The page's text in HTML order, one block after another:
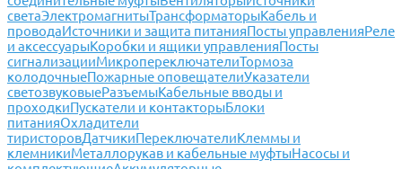
светаЭлектромагнитыТрансформаторыКабель и
проводаИсточники и защита питанияПосты управленияРеле
и аксессуарыКоробки и ящики управленияПосты
сигнализацииМикропереключателиТормоза
колодочныеПожарные оповещателиУказатели
светозвуковыеРазъемыКабельные вводы и
проходкиПускатели и контакторыБлоки
питанияОхладители
тиристоровДатчикиПереключателиКлеммы и
клемникиМеталлорукав и кабельные муфтыНасосы и